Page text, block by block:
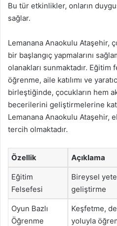
Bu tür etkinlikler, onların
sağlar.
Lemanana Anaokulu Ataşehir,
bir başlangıç yapmalarını
olanakları sunmaktadır.
öğrenme, aile katılımı ve
birleştiğinde, çocukların hem
becerilerini geliştirmelerine
Lemanana Anaokulu Ataşehir,
tercih olmaktadır.
Özellik Açıklama
Eğitim
Felsefesi
Bireysel
geliştirme
Oyun Bazlı
Öğrenme
Keşfetme,
yoluyla